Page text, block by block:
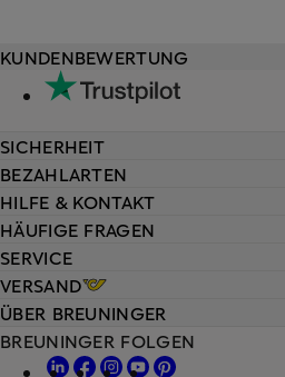
HILFE & KONTAKT
HÄUFIGE FRAGEN
SERVICE
VERSAND
KUNDENBEWERTUNG
SICHERHEIT
BEZAHLARTEN
ÜBER BREUNINGER
BREUNINGER FOLGEN